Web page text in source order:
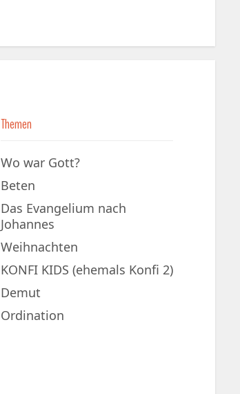
Themen
Wo war Gott?
Beten
Das Evangelium nach
Johannes
Weihnachten
KONFI KIDS (ehemals Konfi 2)
Demut
Ordination